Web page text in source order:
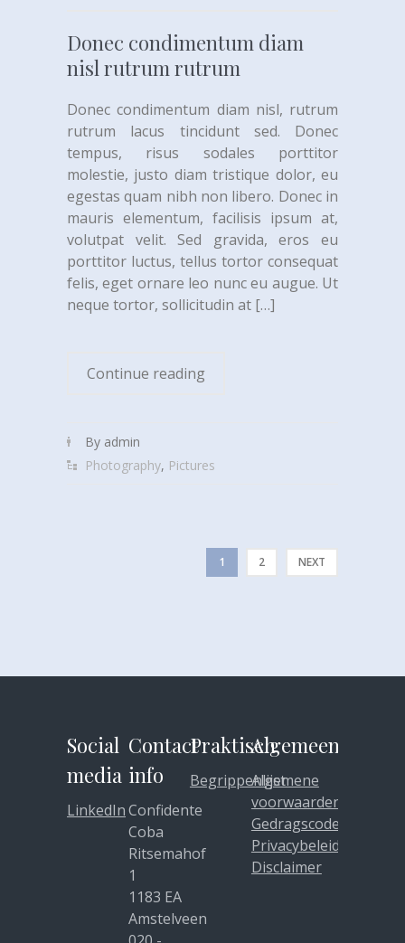
Donec condimentum diam
nisl rutrum rutrum
Donec condimentum diam nisl, rutrum
rutrum lacus tincidunt sed. Donec
tempus, risus sodales porttitor
molestie, justo diam tristique dolor, eu
egestas quam nibh non libero. Donec in
mauris elementum, facilisis ipsum at,
volutpat velit. Sed gravida, eros eu
porttitor luctus, tellus tortor consequat
felis, eget ornare leo nunc eu augue. Ut
neque tortor, sollicitudin at […]
Continue reading
By admin
Photography, Pictures
1 2 NEXT
Social
media
LinkedIn
Contact
info
Confidente
Coba
Ritsemahof
1
1183 EA
Amstelveen
Praktisch
Begrippenlijst
Algemeen
Algemene
voorwaarden
Gedragscode
Privacybeleid
Disclaimer